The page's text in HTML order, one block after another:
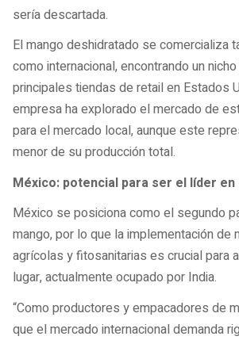
sería descartada.
El mango deshidratado se comercializa
como internacional, encontrando un
principales tiendas de retail en Estados
empresa ha explorado el mercado de
para el mercado local, aunque este
menor de su producción total.
México: potencial para ser el líder
México se posiciona como el segundo
mango, por lo que la implementación de
agrícolas y fitosanitarias es crucial para
lugar, actualmente ocupado por India.
“Como productores y empacadores de
que el mercado internacional demanda